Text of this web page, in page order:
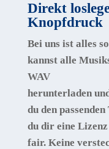
Direkt
Knopfdruck
Bei uns ist alles
kannst alle
WAV
herunterladen
du den
du dir eine
fair. Keine